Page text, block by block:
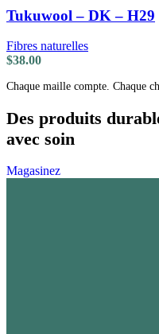
Tukuwool – DK – H29
Fibres naturelles
$38.00
Chaque maille compte. Chaque
Des produits
avec soin
Magasinez